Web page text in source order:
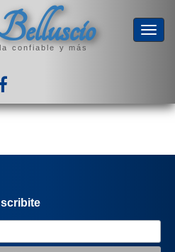
confiable y más